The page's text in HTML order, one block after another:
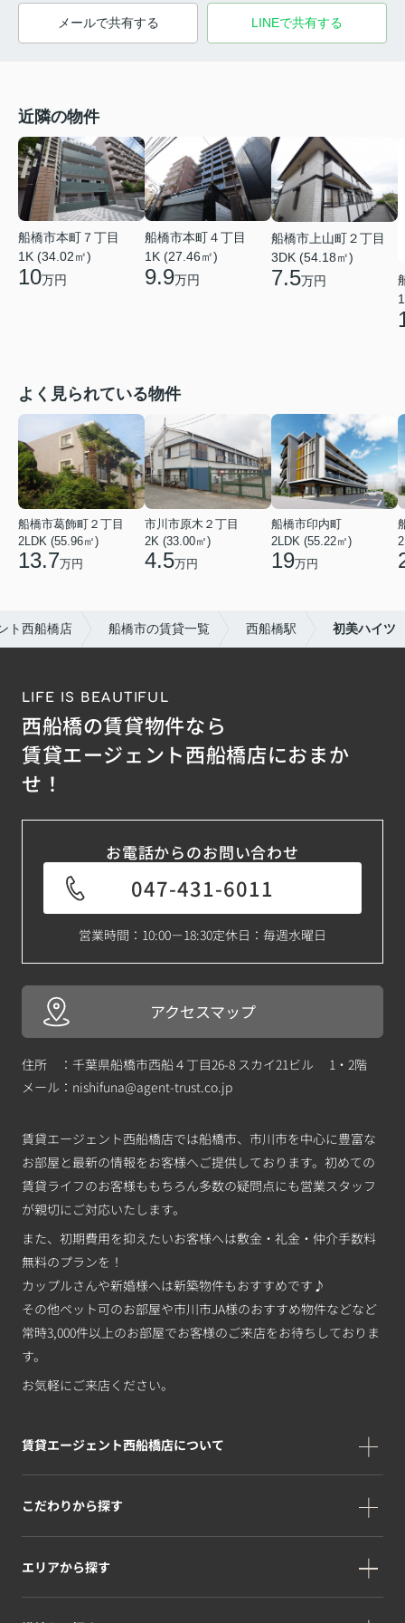
メールで共有する LINEで共有する
近隣の物件
船橋市本町７丁目
1K (34.02㎡)
10万円
船橋市本町４丁目
1K (27.46㎡)
9.9万円
船橋市上山町２丁目
3DK (54.18㎡)
7.5万円
よく見られている物件
船橋市葛飾町２丁目
2LDK (55.96㎡)
13.7万円
市川市原木２丁目
2K (33.00㎡)
4.5万円
船橋市印内町
2LDK (55.22㎡)
19万円
ト西船橋店 船橋市の賃貸一覧 西船橋駅 初美ハイツ
LIFE IS BEAUTIFUL
西船橋の賃貸物件なら
賃貸エージェント西船橋店におまか
せ！
お電話からのお問い合わせ
047-431-6011
営業時間：10:00－18:30定休日：毎週水曜日
アクセスマップ
住所 ：千葉県船橋市西船４丁目26-8 スカイ21ビル 1・2階
メール： nishifuna@agent-trust.co.jp
賃貸エージェント西船橋店では船橋市、市川市を中心に豊富な
お部屋と最新の情報をお客様へご提供しております。初めての
賃貸ライフのお客様ももちろん多数の疑問点にも営業スタッフ
が親切にご対応いたします。
また、初期費用を抑えたいお客様へは敷金・礼金・仲介手数料
無料のプランを！
カップルさんや新婚様へは新築物件もおすすめです♪
その他ペット可のお部屋や市川市JA様のおすすめ物件などなど
常時3,000件以上のお部屋でお客様のご来店をお待ちしておりま
す。
お気軽にご来店ください。
賃貸エージェント西船橋店について
こだわりから探す
エリアから探す